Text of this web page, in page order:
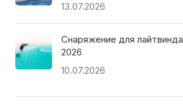
13.07.2026
Снаряжение для лайтвинда
2026
10.07.2026